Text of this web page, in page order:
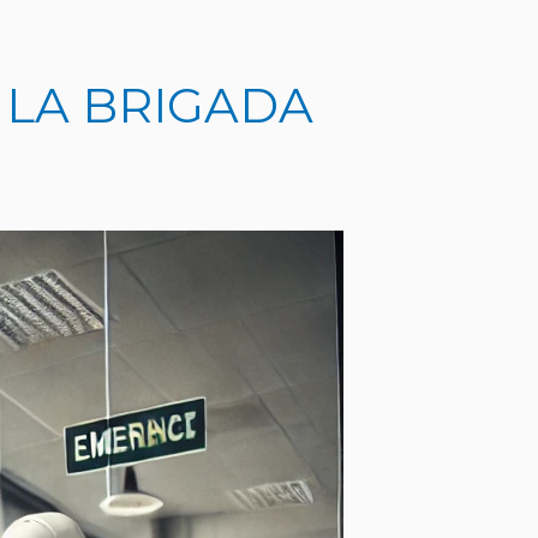
BRIGADA